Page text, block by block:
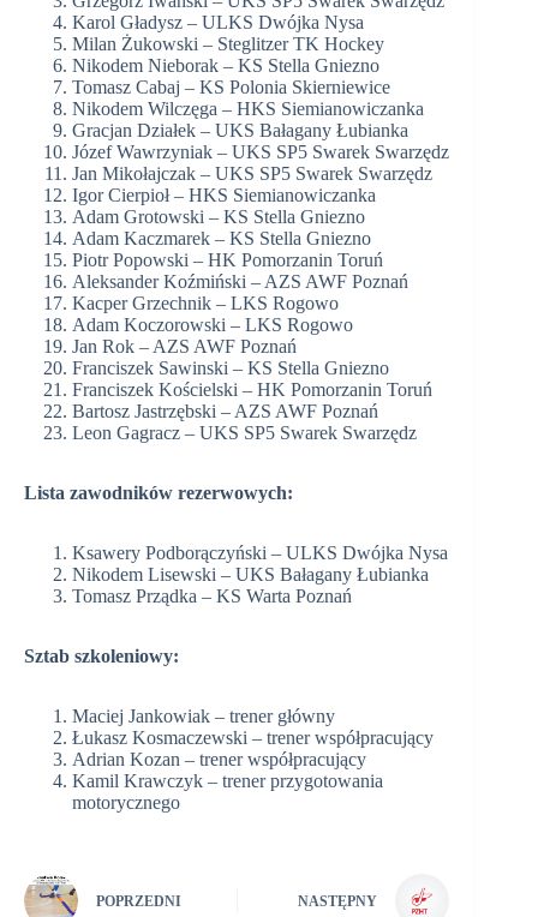
Karol Gładysz – ULKS Dwójka Nysa
Milan Żukowski – Steglitzer TK Hockey
Nikodem Nieborak – KS Stella Gniezno
Tomasz Cabaj – KS Polonia Skierniewice
Nikodem Wilczęga – HKS Siemianowiczanka
Gracjan Działek – UKS Bałagany Łubianka
Józef Wawrzyniak – UKS SP5 Swarek Swarzędz
Jan Mikołajczak – UKS SP5 Swarek Swarzędz
Igor Cierpioł – HKS Siemianowiczanka
Adam Grotowski – KS Stella Gniezno
Adam Kaczmarek – KS Stella Gniezno
Piotr Popowski – HK Pomorzanin Toruń
Aleksander Koźmiński – AZS AWF Poznań
Kacper Grzechnik – LKS Rogowo
Adam Koczorowski – LKS Rogowo
Jan Rok – AZS AWF Poznań
Franciszek Sawinski – KS Stella Gniezno
Franciszek Kościelski – HK Pomorzanin Toruń
Bartosz Jastrzębski – AZS AWF Poznań
Leon Gagracz – UKS SP5 Swarek Swarzędz
Lista zawodników rezerwowych:
Ksawery Podborączyński – ULKS Dwójka Nysa
Nikodem Lisewski – UKS Bałagany Łubianka
Tomasz Prządka – KS Warta Poznań
Sztab szkoleniowy:
Maciej Jankowiak – trener główny
Łukasz Kosmaczewski – trener współpracujący
Adrian Kozan – trener współpracujący
Kamil Krawczyk – trener przygotowania
motorycznego
POPRZEDNI NASTĘPNY